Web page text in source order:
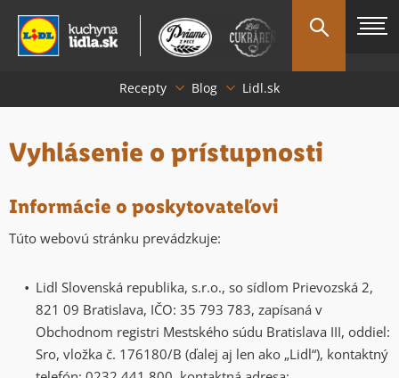
Recepty Blog Lidl.sk
Vyhlásenie o prístupnosti
Informácie o poskytovateľovi
Túto webovú stránku prevádzkuje:
Lidl Slovenská republika, s.r.o., so sídlom Prievozská 2,
821 09 Bratislava, IČO: 35 793 783, zapísaná v
Obchodnom registri Mestského súdu Bratislava III, oddiel:
Sro, vložka č. 176180/B (ďalej aj len ako „Lidl“), kontaktný